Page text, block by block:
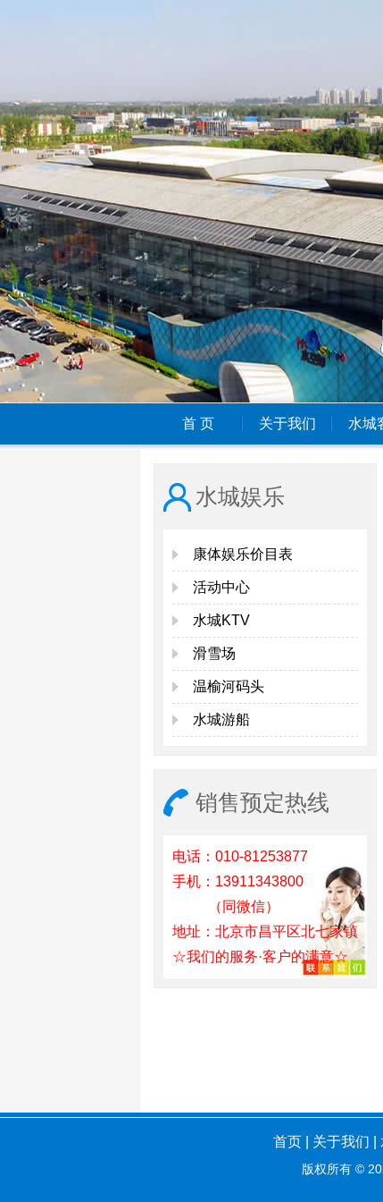
首 页 关于我们 水城
水城娱乐
康体娱乐价目表
活动中心
水城KTV
滑雪场
温榆河码头
水城游船
销售预定热线
电话：010-81253877
手机：13911343800
（同微信）
地址：北京市昌平区北七家镇
☆我们的服务·客户的满意☆
首页 关于我们
版权所有 ©